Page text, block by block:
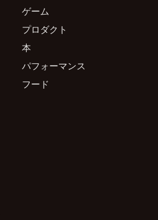
ゲーム
プロダクト
本
パフォーマンス
フード